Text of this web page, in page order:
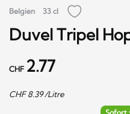
Belgien 33 cl
Duvel Tripel
CHF 2.77
CHF8.39/Litre